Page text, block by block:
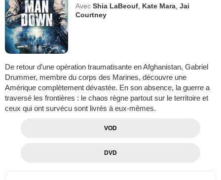
Avec Shia LaBeouf Kate Mara ,Jai
Courtney
De retour d’une opération traumatisante en Afghanistan, Gabriel
Drummer, membre du corps des Marines, découvre une
Amérique complètement dévastée. En son absence, la guerre a
traversé les frontières : le chaos règne partout sur le territoire et
ceux qui ont survécu sont livrés à eux-mêmes.
VOD
DVD